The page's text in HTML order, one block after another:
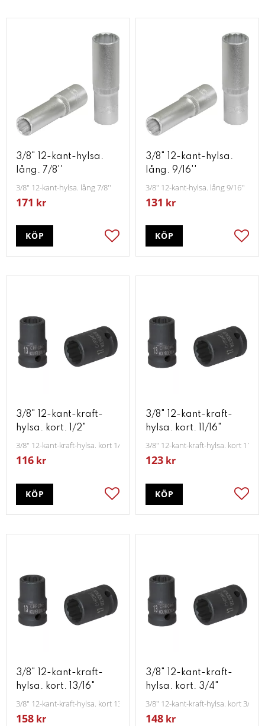
3/8" 12-kant-hylsa.
lång. 7/8''
3/8" 12-kant-hylsa. lång 7/8''
171 kr
Lägg till i favoriter
KÖP
3/8" 12-kant-hylsa.
lång. 9/16''
3/8" 12-kant-hylsa. lång 9/16''
131 kr
KÖP
3/8" 12-kant-kraft-
hylsa. kort. 1/2"
3/8" 12-kant-kraft-hylsa. kort 1/2"
116 kr
Lägg till i favoriter
KÖP
3/8" 12-kant-kraft-
hylsa. kort. 11/16"
3/8" 12-kant-kraft-hylsa. kort 11/16"
123 kr
KÖP
3/8" 12-kant-kraft-
hylsa. kort. 13/16"
3/8" 12-kant-kraft-hylsa. kort 13/16"
158 kr
3/8" 12-kant-kraft-
hylsa. kort. 3/4"
3/8" 12-kant-kraft-hylsa. kort 3/4"
148 kr